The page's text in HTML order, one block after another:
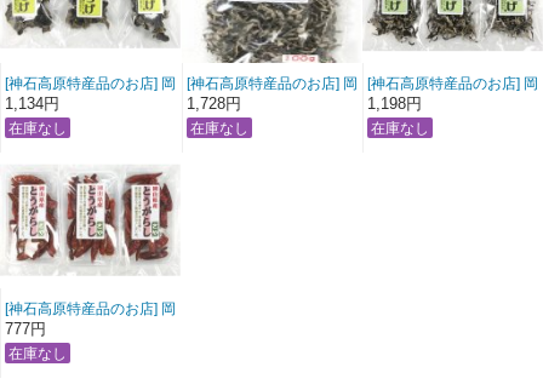
[神石高原特産品のお店] 岡
山県産きくらげ20ｇ 3袋
入り 送料無料
1,134円
[神石高原特産品のお店] 岡
山県産きくらげスライス
100ｇ 送料無料
1,728円
[神石高原特産品のお店] 岡
山県産きくらげスライス
20ｇ 3袋入り 送料無料
1,198円
[神石高原特産品のお店] 岡
山県産とうがらし15g 3
袋入り 送料無料
777円